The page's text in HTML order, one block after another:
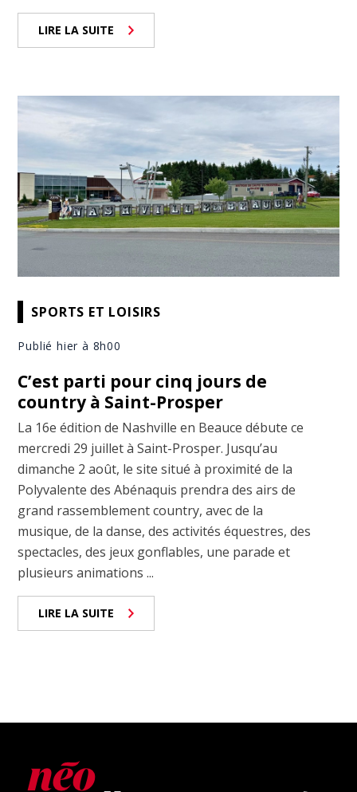
LIRE LA SUITE
SPORTS ET LOISIRS
Publié hier à 8h00
C’est parti pour cinq jours de
country à Saint-Prosper
La 16e édition de Nashville en Beauce débute ce
mercredi 29 juillet à Saint-Prosper. Jusqu’au
dimanche 2 août, le site situé à proximité de la
Polyvalente des Abénaquis prendra des airs de
grand rassemblement country, avec de la
musique, de la danse, des activités équestres, des
spectacles, des jeux gonflables, une parade et
plusieurs animations ...
LIRE LA SUITE